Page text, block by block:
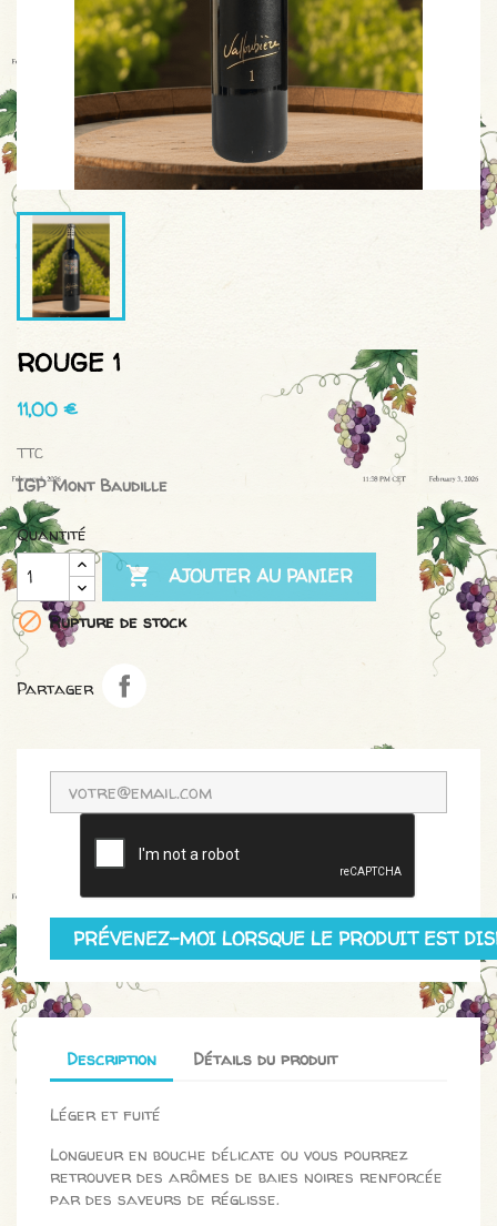
ROUGE 1
11,00 €
TTC
IGP Mont Baudille
Quantité
 AJOUTER AU PANIER
 Rupture de stock
Partager
PRÉVENEZ-MOI LORSQUE LE PRODUIT EST
Description Détails du produit
Léger et fuité
Longueur en bouche délicate ou vous pourrez
retrouver des arômes de baies noires renforcée
par des saveurs de réglisse.